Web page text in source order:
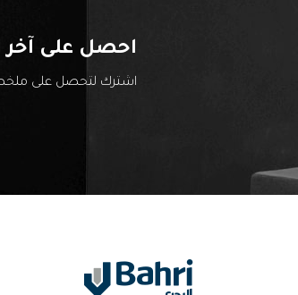
احصل على آخر
اشترك لتحصل على ملخص